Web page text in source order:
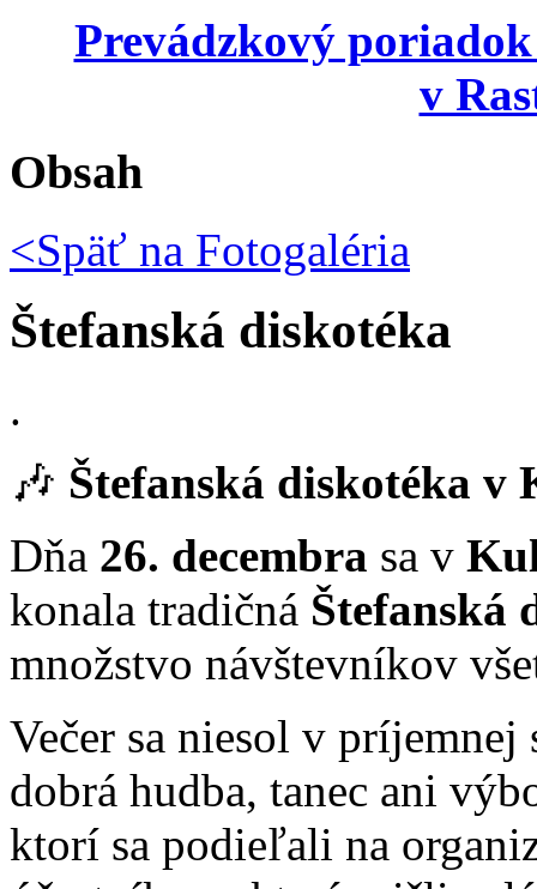
Prevádzkový
v
Obsah
<Späť na Fotogaléria
Štefanská diskotéka
.
🎶 Štefanská diskotéka v
Dňa 26. decembra sa v
konala tradičná Štefanská
množstvo návštevníkov
Večer sa niesol v príjemnej
dobrá hudba, tanec ani
ktorí sa podieľali na